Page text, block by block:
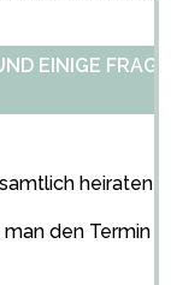
EINIGE
heiraten
den Termin